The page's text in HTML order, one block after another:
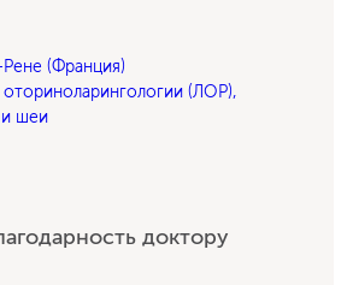
(Франция)
оториноларингологии (ЛОР),
и шеи
доктору